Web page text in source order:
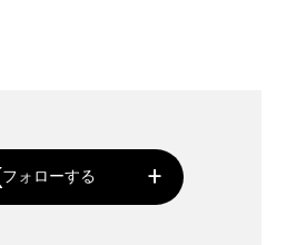
フォローする